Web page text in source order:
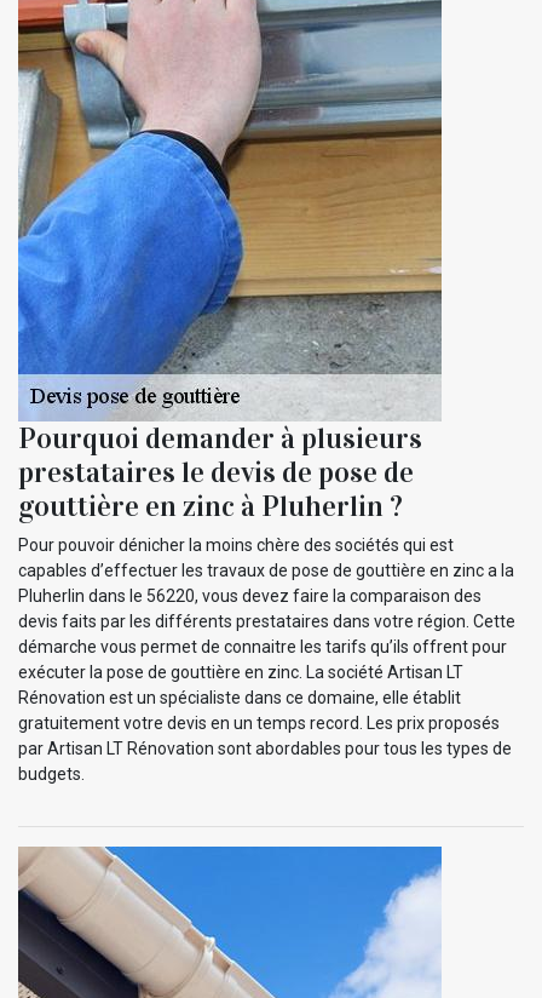
Pourquoi demander à plusieurs
prestataires le devis de pose de
gouttière en zinc à Pluherlin ?
Pour pouvoir dénicher la moins chère des sociétés qui est
capables d’effectuer les travaux de pose de gouttière en zinc a la
Pluherlin dans le 56220, vous devez faire la comparaison des
devis faits par les différents prestataires dans votre région. Cette
démarche vous permet de connaitre les tarifs qu’ils offrent pour
exécuter la pose de gouttière en zinc. La société Artisan LT
Rénovation est un spécialiste dans ce domaine, elle établit
gratuitement votre devis en un temps record. Les prix proposés
par Artisan LT Rénovation sont abordables pour tous les types de
budgets.